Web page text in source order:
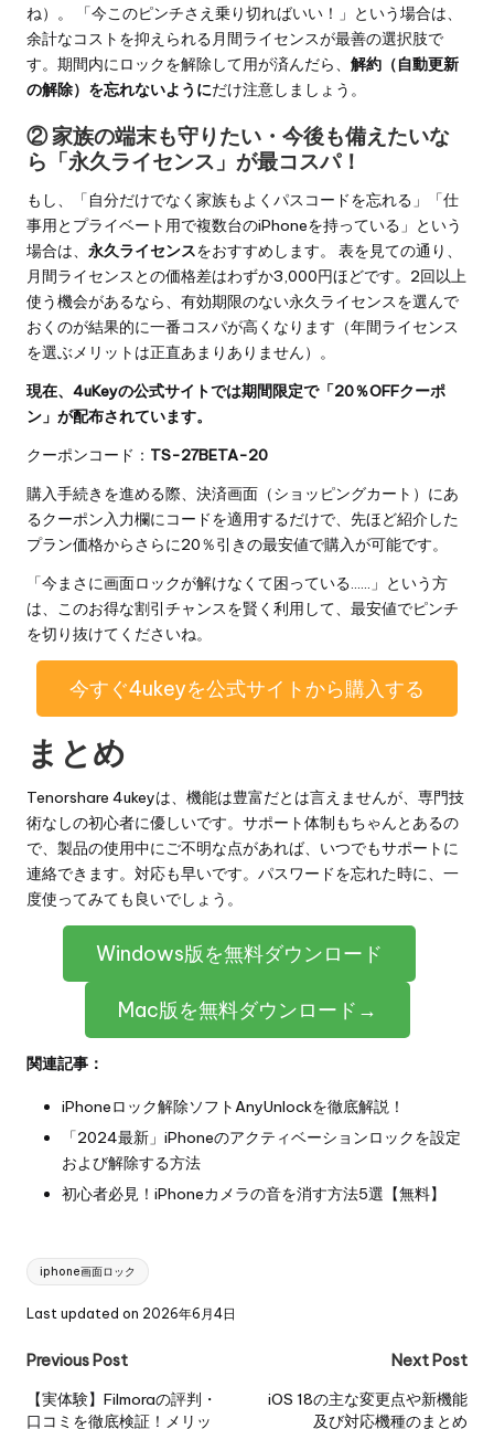
ね）。 「今このピンチさえ乗り切ればいい！」という場合は、
余計なコストを抑えられる月間ライセンスが最善の選択肢で
す。期間内にロックを解除して用が済んだら、 解約（自動更新
の解除）を忘れないようにだけ注意しましょう。
② 家族の端末も守りたい・今後も備えたいな
ら「永久ライセンス」が最コスパ！
もし、「自分だけでなく家族もよくパスコードを忘れる」「仕
事用とプライベート用で複数台のiPhoneを持っている」という
場合は、 永久ライセンスをおすすめします。 表を見ての通り、
月間ライセンスとの価格差はわずか3,000円ほどです。2回以上
使う機会があるなら、有効期限のない永久ライセンスを選んで
おくのが結果的に一番コスパが高くなります（年間ライセンス
を選ぶメリットは正直あまりありません）。
現在、4uKeyの公式サイトでは期間限定で「20％OFFクーポ
ン」が配布されています。
クーポンコード： TS-27BETA-20
購入手続きを進める際、決済画面（ショッピングカート）にあ
るクーポン入力欄にコードを適用するだけで、先ほど紹介した
プラン価格からさらに20％引きの最安値で購入が可能です。
「今まさに画面ロックが解けなくて困っている……」という方
は、このお得な割引チャンスを賢く利用して、最安値でピンチ
を切り抜けてくださいね。
今すぐ4ukeyを公式サイトから購入する
まとめ
Tenorshare 4ukeyは、機能は豊富だとは言えませんが、専門技
術なしの初心者に優しいです。サポート体制もちゃんとあるの
で、製品の使用中にご不明な点があれば、いつでもサポートに
連絡できます。対応も早いです。パスワードを忘れた時に、一
度使ってみても良いでしょう。
Windows版を無料ダウンロード
Mac版を無料ダウンロード→
関連記事：
iPhoneロック解除ソフトAnyUnlockを徹底解説！
「2024最新」iPhoneのアクティベーションロックを設定
および解除する方法
初心者必見！iPhoneカメラの音を消す方法5選【無料】
Tags:
iphone画面ロック
Last updated on 2026年6月4日
Post
navigation
Previous Post
【実体験】Filmoraの評判・
口コミを徹底検証！メリッ
Next Post
iOS 18の主な変更点や新機能
及び対応機種のまとめ